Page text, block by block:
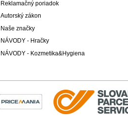
Reklamačný poriadok
Autorský zákon
Naše značky
NÁVODY - Hračky
NÁVODY - Kozmetika&Hygiena